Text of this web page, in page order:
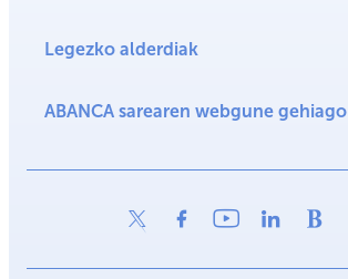
Legezko alderdiak
ABANCA sarearen webgune gehiago